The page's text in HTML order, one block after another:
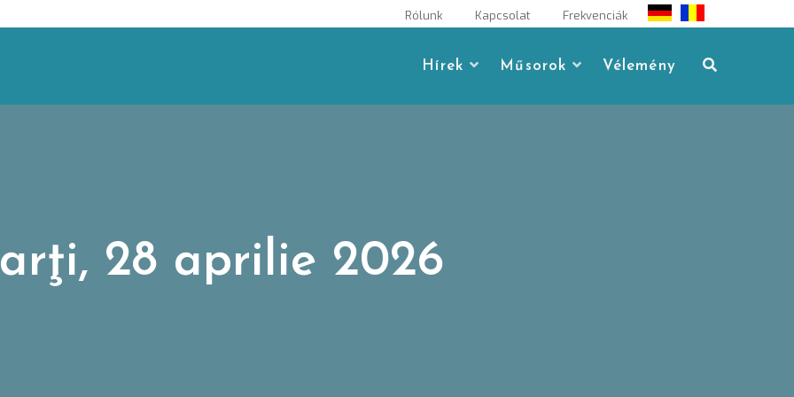
Rólunk Kapcsolat Frekvenciák
Hírek Műsorok Vélemény
28 aprilie 2026